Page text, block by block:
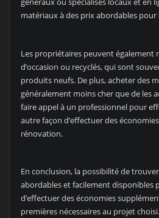
matériaux à des prix abordables
Les propriétaires peuvent également
d’occasion ou recyclés, qui sont
produits neufs. De plus, acheter des
généralement moins cher que de les
faire appel à un professionnel pour
autre façon d’effectuer des
rénovation.
En conclusion, la possibilité de
abordables et facilement disponibles
d’effectuer des économies
premières nécessaires au projet choisi.